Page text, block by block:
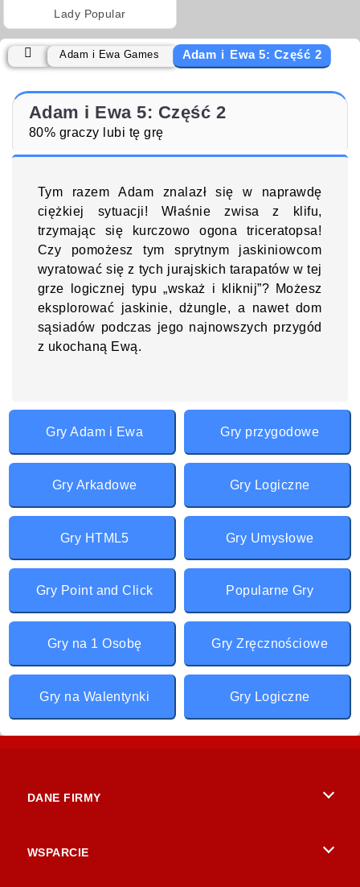
Lady Popular
Adam i Ewa Games Adam i Ewa 5: Część 2
Adam i Ewa 5: Część 2
80% graczy lubi tę grę
Tym razem Adam znalazł się w naprawdę
ciężkiej sytuacji! Właśnie zwisa z klifu,
trzymając się kurczowo ogona triceratopsa!
Czy pomożesz tym sprytnym jaskiniowcom
wyratować się z tych jurajskich tarapatów w tej
grze logicznej typu „wskaż i kliknij”? Możesz
eksplorować jaskinie, dżungle, a nawet dom
sąsiadów podczas jego najnowszych przygód
z ukochaną Ewą.
Gry Adam i Ewa Gry przygodowe
Gry Arkadowe Gry Logiczne
Gry HTML5 Gry Umysłowe
Gry Point and Click Popularne Gry
Gry na 1 Osobę Gry Zręcznościowe
Gry na Walentynki Gry Logiczne
DANE FIRMY
WSPARCIE